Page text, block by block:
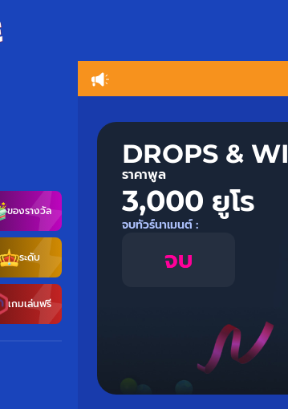
ของรางวัล
ระดับ
เกมเล่นฟรี
DROPS &
ราคาพูล
3,000 ยูโร
จบทัวร์นาเมนต์ :
จบ